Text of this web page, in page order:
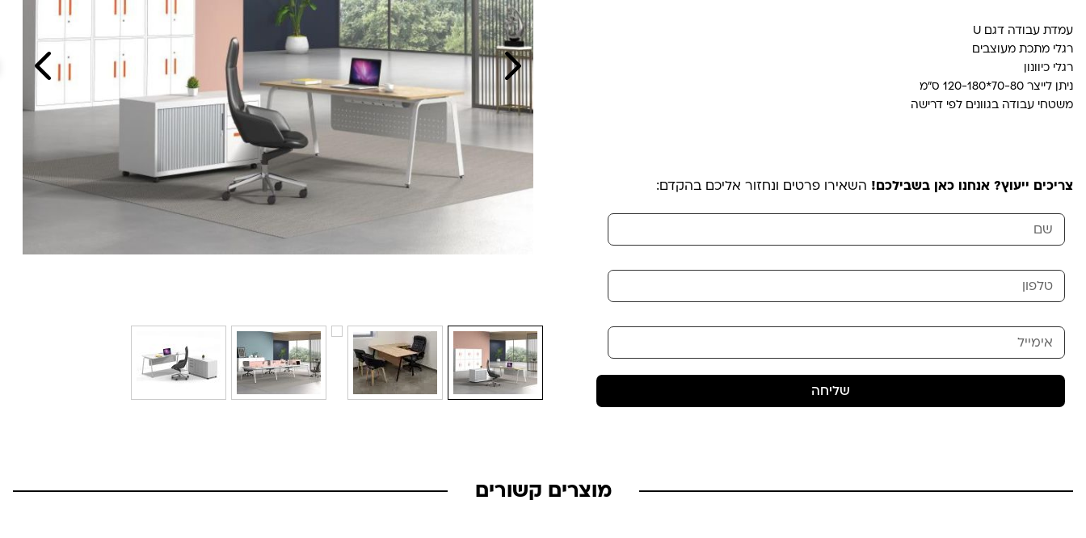
עמדת עבודה דגם U
רגלי מתכת מעוצבים
רגלי כיוונון
ניתן לייצר 70-80*120-180 ס"מ
משטחי עבודה בגוונים לפי דרישה
צריכים ייעוץ? אנחנו כאן בשבילכם! השאירו פרטים ונחזור אליכם בהקדם:
שליחה
מוצרים קשורים